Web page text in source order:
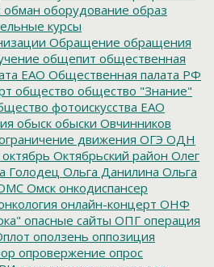
обман оборудование образ
курсы
Обращение обращения
общепит общественная
ЕАО Общественная палата РФ
общество общество "Знание"
фотоискусства ЕАО
обыск обыски Овчинников
движения ОГЭ ОДН
октябрь Октябрьский район Олег
Голодец Ольга Данилина Ольга
Омск онкодиспансер
онлайн-концерт ОНФ
опасные сайты ОПГ операция
оползень оппозиция
опровержение опрос